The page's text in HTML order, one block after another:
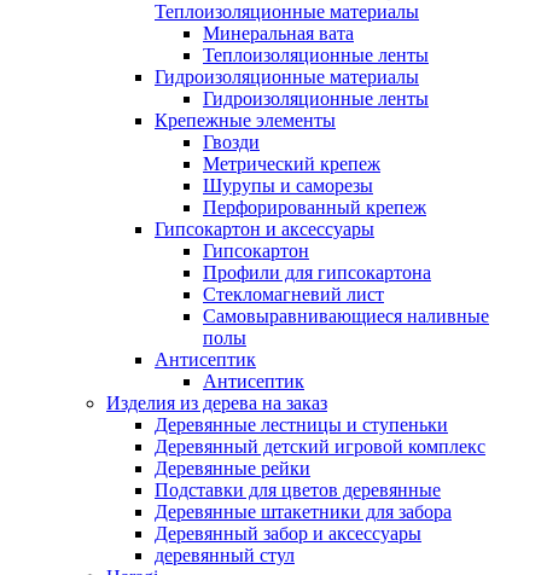
Теплоизоляционные материалы
Минеральная вата
Теплоизоляционные ленты
Гидроизоляционные материалы
Гидроизоляционные ленты
Крепежные элементы
Гвозди
Метрический крепеж
Шурупы и саморезы
Перфорированный крепеж
Гипсокартон и аксессуары
Гипсокартон
Профили для гипсокартона
Стекломагневий лист
Самовыравнивающиеся наливные
полы
Aнтисептик
Aнтисептик
Изделия из дерева на заказ
Деревянные лестницы и ступеньки
Деревянный детский игровой комплекс
Деревянные рейки
Подставки для цветов деревянные
Деревянные штакетники для забора
Деревянный забор и аксессуары
деревянный стул